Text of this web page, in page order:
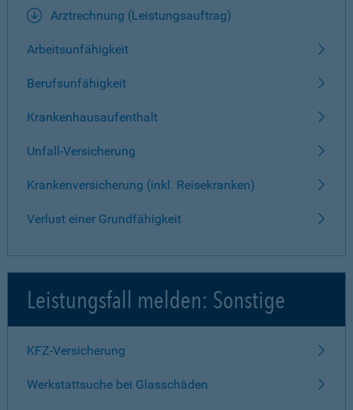
Arztrechnung (Leistungsauftrag)
Arbeitsunfähigkeit
Berufsunfähigkeit
Krankenhausaufenthalt
Unfall-Versicherung
Krankenversicherung (inkl. Reisekranken)
Verlust einer Grundfähigkeit
Leistungsfall melden: Sonstige
KFZ-Versicherung
Werkstattsuche bei Glasschäden